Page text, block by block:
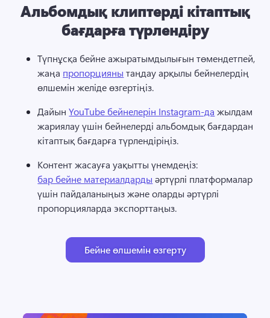
Альбомдық клиптерді кітаптық
бағдарға түрлендіру
Түпнұсқа бейне ажыратымдылығын төмендетпей,
жаңа пропорцияны таңдау арқылы бейнелердің
өлшемін желіде өзгертіңіз.
Дайын YouTube бейнелерін Instagram-да жылдам
жариялау үшін бейнелерді альбомдық бағдардан
кітаптық бағдарға түрлендіріңіз.
Контент жасауға уақытты үнемдеңіз:
бар бейне материалдарды әртүрлі платформалар
үшін пайдаланыңыз және оларды әртүрлі
пропорцияларда экспорттаңыз.
Бейне өлшемін өзгерту